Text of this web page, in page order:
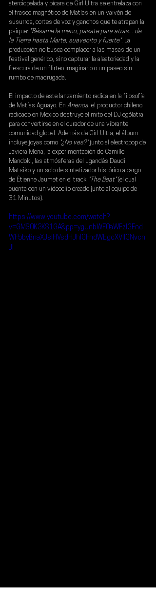
aterciopelada y pícara de Girl Ultra se entrelaza con
el fraseo magnético de Matías en un vaivén de
susurros, cortes de voz y ganchos que te atrapan la
psique: "Bésame la mano, pásate para atrás... de
la Tierra hasta Marte, suavecito y fuerte". La
producción no busca complacer a las masas de un
festival genérico, sino capturar la aleatoriedad y la
frescura de un flirteo imaginario o un paseo sin
rumbo de madrugada.
El impacto de este lanzamiento radica en la filosofía
de Matías Aguayo. En Anenoa, el productor chileno
radicado en México destruye el mito del DJ ególatra
para convertirse en el curador de una vibrante
comunidad global. Además de Girl Ultra, el álbum
incluye joyas como "¿No ves?" junto al electropop de
Javiera Mena, la experimentación de Camille
Mandoki, las atmósferas del ugandés Daudi
Matsiko y un solo de sintetizador histórico a cargo
de Étienne Jaumet en el track "The Beat" (el cual
cuenta con un videoclip creado junto al equipo de
31 Minutos).
https://www.youtube.com/watch?
v=GMS0K3KS1GA&pp=ygUnbWF0aWFzIGFnd
WF5byBnaXJsIHVsdHJhIGFndWEgcXVlIGNvcn
Jl